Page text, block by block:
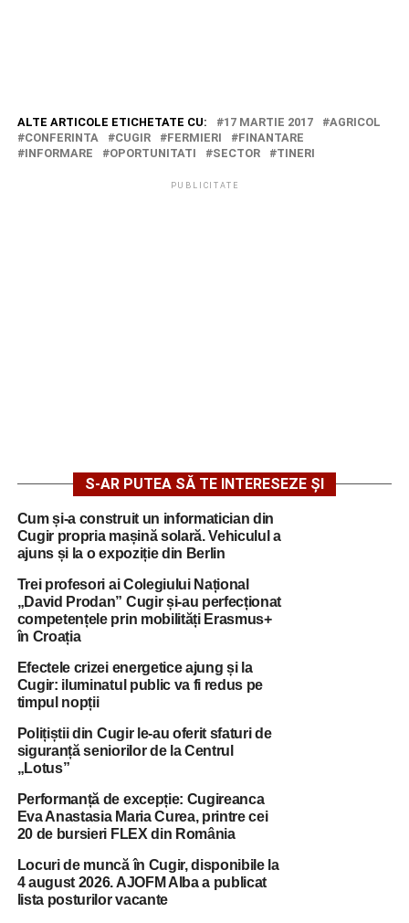
ALTE ARTICOLE ETICHETATE CU: 17 MARTIE 2017
AGRICOL
CONFERINTA
CUGIR FERMIERI
FINANTARE
INFORMARE
OPORTUNITATI SECTOR TINERI
PUBLICITATE
S-AR PUTEA SĂ TE INTERESEZE ȘI
Cum și-a construit un informatician din
Cugir propria mașină solară. Vehiculul a
ajuns și la o expoziție din Berlin
Trei profesori ai Colegiului Național
„David Prodan” Cugir și-au perfecționat
competențele prin mobilități Erasmus+
în Croația
Efectele crizei energetice ajung și la
Cugir: iluminatul public va fi redus pe
timpul nopții
Polițiștii din Cugir le-au oferit sfaturi de
siguranță seniorilor de la Centrul
„Lotus”
Performanță de excepție: Cugireanca
Eva Anastasia Maria Curea, printre cei
20 de bursieri FLEX din România
Locuri de muncă în Cugir, disponibile la
4 august 2026. AJOFM Alba a publicat
lista posturilor vacante